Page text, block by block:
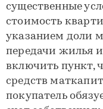
существенные
стоимость
указанием доли
передачи жилья
включить пункт,
средств
покупатель